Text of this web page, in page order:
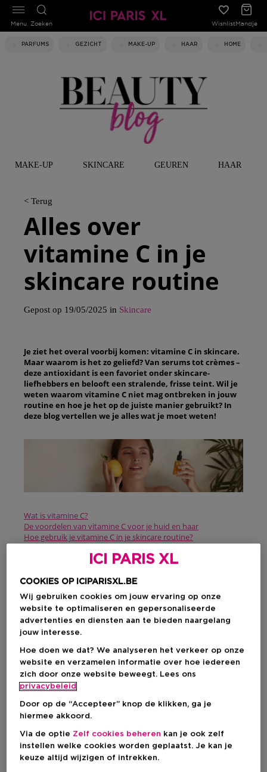
Zoeken WishlistMandje
PARFUMS GEZICHT MAKE-UP HAAR HOME
Menu
MAKE-UP SKINCARE GEUREN HAAR
< Terug
Alles over
vitamine C in je
skincare routine
Gepost op 19/05/2025 in Skincare
Je ziet het overal voorbij komen: vitamine C in skincare.
Maar waarom is het zo geliefd? Van serums tot crèmes –
deze antioxidant is een favoriet onder skincare-
liefhebbers en belooft een stralende, frisse teint. Wil je
weten waarom vitamine C niet mag ontbreken in jouw
routine en hoe je het op de juiste manier gebruikt? In
deze blog vertellen we je alles wat je moet weten!
Wat is vitamine C?
De voordelen van vitamine C voor je huid en haar
Hoe gebruik je vitamine C in je skincare routine?
Voor welke haartypes is vitamine C geschikt?
Wat is vitamine C?
Vitamine C, ook wel bekend als
vitamine mettal van voordelen. Ze speelt een belangrijke rol
bij deaanmaak vancollageen, een essentieel eiwit voor je
huid. Daarnaast versterkt deze vitamine je huid en
beschermtze je cellen tegen de schadelijke effecten van
UVA- en UVB-stralen
C aanmaakt of opslaat, is een dagelijkse inname van vitaal
belang. Wil je een stralende huid en een sterk
immuunsysteem? Dan is het belangrijk om vitamine C op te
nemen in je dagelijkse routine!
ICI PARIS XL
COOKIES OP ICIPARISXL.BE
Wij gebruiken cookies om jouw ervaring op onze
website te optimaliseren en gepersonaliseerde
advertenties en diensten aan te bieden naargelang
jouw interesse.
Hoe doen we dat? We analyseren het verkeer op onze
website en verzamelen informatie over hoe iedereen
zich door onze website beweegt. Lees ons
privacybeleid
Door op de “Accepteer” knop de klikken, ga je
hiermee akkoord.
Via de optie Zelf cookies beheren kan je ook zelf
instellen welke cookies worden geplaatst. Je kan je
keuze altijd wijzigen of intrekken.